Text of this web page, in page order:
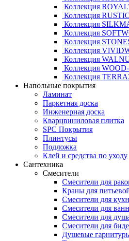
Коллекция
Коллекция
Коллекция
Коллекция
Коллекция
Коллекция
Коллекция
Коллекция
Коллекция
Напольные покрытия
Ламинат
Паркетная доска
Инженерная доска
Кварцвиниловая плитка
SPC Покрытия
Плинтусы
Подложка
Клей и средства по уходу
Сантехника
Смесители
Смесители для
Краны для
Смесители для
Смесители для
Смесители для
Смесители для биде
Душевые